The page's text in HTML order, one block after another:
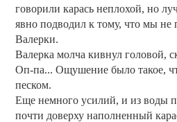
говорили карась неплохой, но
явно подводил к тому, что мы не
Валерки.
Валерка молча кивнул головой,
Оп-па... Ощушение было такое,
песком.
Еще немного усилий, и из воды
почти доверху наполненный